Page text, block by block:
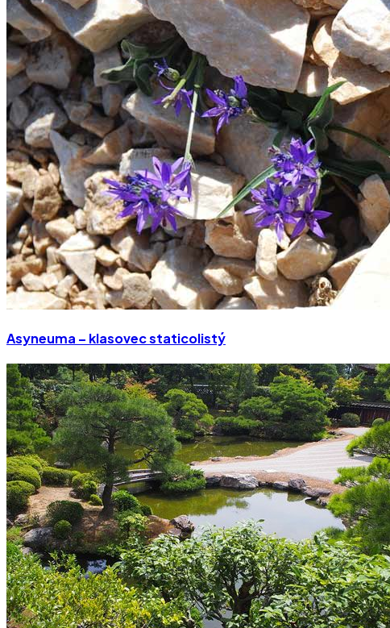
Asyneuma – klasovec staticolistý